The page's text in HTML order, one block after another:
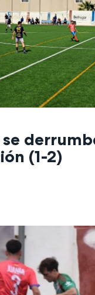
(1-2)